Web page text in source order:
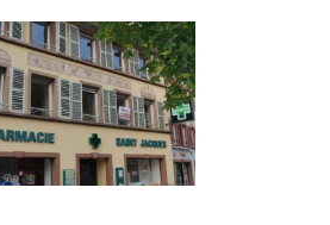
& SANTÉ · SERVICES DU
DANS LA VIE